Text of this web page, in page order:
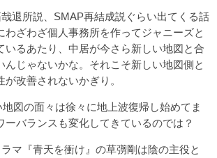
退所説、SMAP再結成説ぐらい出てくる話
わざわざ個人事務所を作ってジャニーズと
いるあたり、中居が今さら新しい地図と合
んじゃないかな。それこそ新しい地図側と
改善されないかぎり。
地図の面々は徐々に地上波復帰し始めてま
ーバランスも変化してきているのでは？
マ『青天を衝け』の草彅剛は陰の主役と